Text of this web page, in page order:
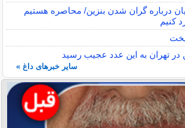
درباره گران شدن بنزین/ محاصره هستیم
کنیم
تهران به این عدد عجیب رسید
سایر خبرهای داغ »